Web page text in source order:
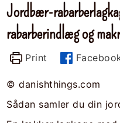
Jordbær-
rabarberindlæg og
Print
© danishthings.com
Sådan samler du din